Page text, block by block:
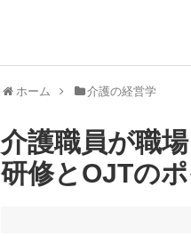
ホーム 介護の経営学
介護職員が職
研修とOJTのポ